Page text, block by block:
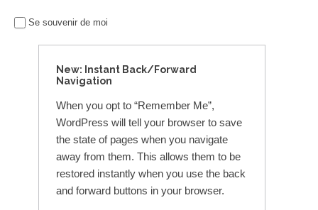
Se souvenir de moi
New: Instant Back/Forward
Navigation
When you opt to “Remember Me”,
WordPress will tell your browser to save
the state of pages when you navigate
away from them. This allows them to be
restored instantly when you use the back
and forward buttons in your browser.